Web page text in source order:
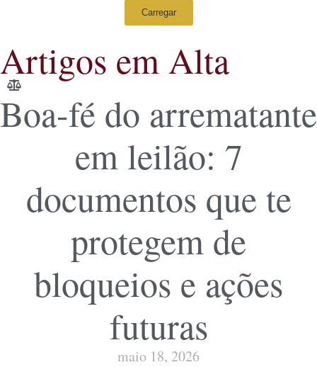
Carregar
Artigos em Alta
Boa-fé do arrematante
em leilão: 7
documentos que te
protegem de
bloqueios e ações
futuras
maio 18, 2026